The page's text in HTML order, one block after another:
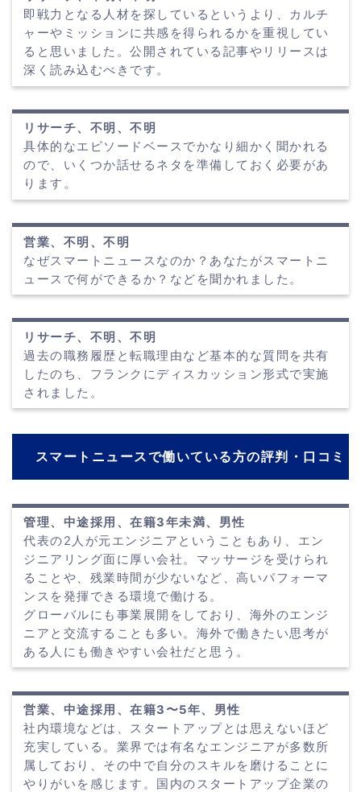
即戦力となる人材を探しているというより、カルチ
ャーやミッションに共感を得られるかを重視してい
ると思いました。公開されている記事やリリースは
深く読み込むべきです。
リサーチ、不明、不明
具体的なエピソードベースでかなり細かく聞かれる
ので、いくつか話せるネタを準備しておく必要があ
ります。
営業、不明、不明
なぜスマートニュースなのか？あなたがスマートニ
ュースで何ができるか？などを聞かれました。
リサーチ、不明、不明
過去の職務履歴と転職理由など基本的な質問を共有
したのち、フランクにディスカッション形式で実施
されました。
スマートニュースで働いている方の評判・口コミ
管理、中途採用、在籍3年未満、男性
代表の2人が元エンジニアということもあり、エン
ジニアリング面に厚い会社。マッサージを受けられ
ることや、残業時間が少ないなど、高いパフォーマ
ンスを発揮できる環境で働ける。
グローバルにも事業展開をしており、海外のエンジ
ニアと交流することも多い。海外で働きたい思考が
ある人にも働きやすい会社だと思う。
営業、中途採用、在籍3〜5年、男性
社内環境などは、スタートアップとは思えないほど
充実している。業界では有名なエンジニアが多数所
属しており、その中で自分のスキルを磨けることに
やりがいを感じます。国内のスタートアップ企業の